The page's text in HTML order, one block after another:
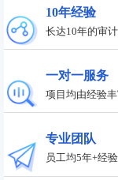
10年经验
长达10年的审
一对一服务
项目均由经验
专业团队
员工均5年+经